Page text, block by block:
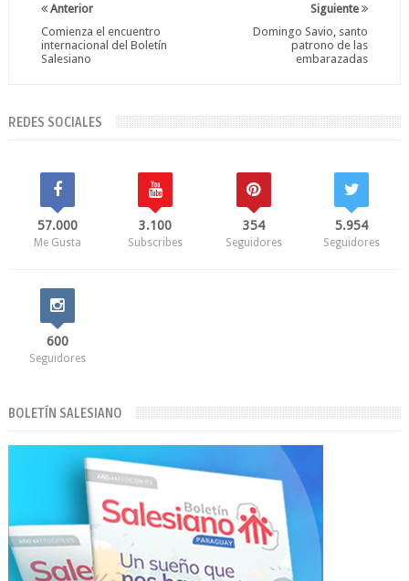
Siguiente
Domingo Savio, santo
patrono de las
embarazadas
Anterior
Comienza el encuentro
internacional del Boletín
Salesiano
REDES SOCIALES
57.000
Me Gusta
3.100
Subscribes
354
Seguidores
5.954
Seguidores
600
Seguidores
BOLETÍN SALESIANO